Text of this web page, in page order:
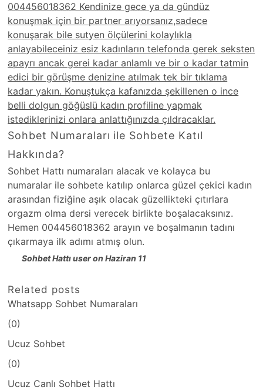
004456018362 Kendinize gece ya da gündüz
konuşmak için bir partner arıyorsanız,sadece
konuşarak bile sutyen ölçülerini kolaylıkla
anlayabileceiniz esiz kadınların telefonda gerek seksten
apayrı ancak gerei kadar anlamlı ve bir o kadar tatmin
edici bir görüşme denizine atılmak tek bir tıklama
kadar yakın. Konuştukça kafanızda şekillenen o ince
belli dolgun göğüslü kadın profiline yapmak
istediklerinizi onlara anlattığınızda çıldracaklar.
Sohbet Numaraları ile Sohbete Katıl
Hakkında?
Sohbet Hattı numaraları alacak ve kolayca bu
numaralar ile sohbete katılıp onlarca güzel çekici kadın
arasından fiziğine aşık olacak güzellikteki çıtırlara
orgazm olma dersi verecek birlikte boşalacaksınız.
Hemen 004456018362 arayın ve boşalmanın tadını
çıkarmaya ilk adımı atmış olun.
Sohbet Hattı user on Haziran 11
Related posts
Whatsapp Sohbet Numaraları
(0)
Ucuz Sohbet
(0)
Ucuz Canlı Sohbet Hattı